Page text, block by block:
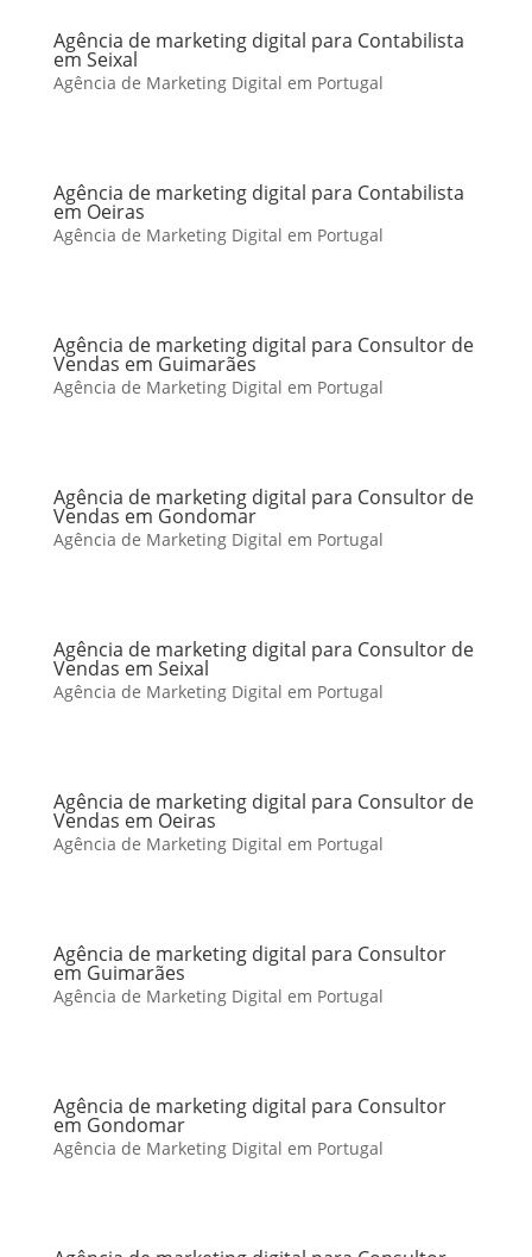
Agência de marketing digital para Contabilista
em Seixal
Agência de Marketing Digital em Portugal
Agência de marketing digital para Contabilista
em Oeiras
Agência de Marketing Digital em Portugal
Agência de marketing digital para Consultor de
Vendas em Guimarães
Agência de Marketing Digital em Portugal
Agência de marketing digital para Consultor de
Vendas em Gondomar
Agência de Marketing Digital em Portugal
Agência de marketing digital para Consultor de
Vendas em Seixal
Agência de Marketing Digital em Portugal
Agência de marketing digital para Consultor de
Vendas em Oeiras
Agência de Marketing Digital em Portugal
Agência de marketing digital para Consultor
em Guimarães
Agência de Marketing Digital em Portugal
Agência de marketing digital para Consultor
em Gondomar
Agência de Marketing Digital em Portugal